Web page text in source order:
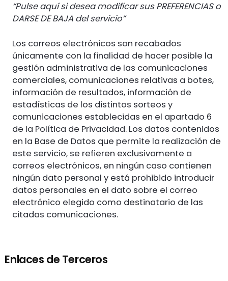
“Pulse aquí si desea modificar sus PREFERENCIAS o
DARSE DE BAJA del servicio”
Los correos electrónicos son recabados
únicamente con la finalidad de hacer posible la
gestión administrativa de las comunicaciones
comerciales, comunicaciones relativas a botes,
información de resultados, información de
estadísticas de los distintos sorteos y
comunicaciones establecidas en el apartado 6
de la Política de Privacidad. Los datos contenidos
en la Base de Datos que permite la realización de
este servicio, se refieren exclusivamente a
correos electrónicos, en ningún caso contienen
ningún dato personal y está prohibido introducir
datos personales en el dato sobre el correo
electrónico elegido como destinatario de las
citadas comunicaciones.
Enlaces de Terceros